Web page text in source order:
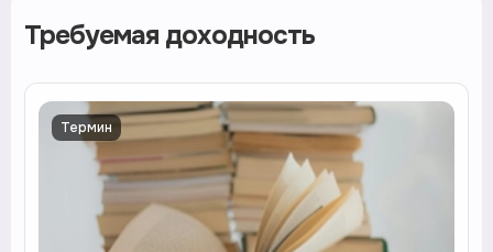
Требуемая доходность
Термин